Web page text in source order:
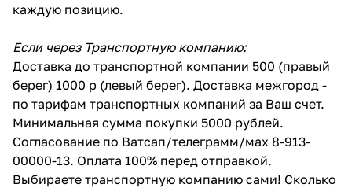
каждую позицию.
Если через Транспортную компанию:
Доставка до транспортной компании 500 (правый
берег) 1000 р (левый берег). Доставка межгород -
по тарифам транспортных компаний за Ваш счет.
Минимальная сумма покупки 5000 рублей.
Согласование по Ватсап/телеграмм/мах 8-913-
00000-13. Оплата 100% перед отправкой.
Выбираете транспортную компанию сами! Сколько